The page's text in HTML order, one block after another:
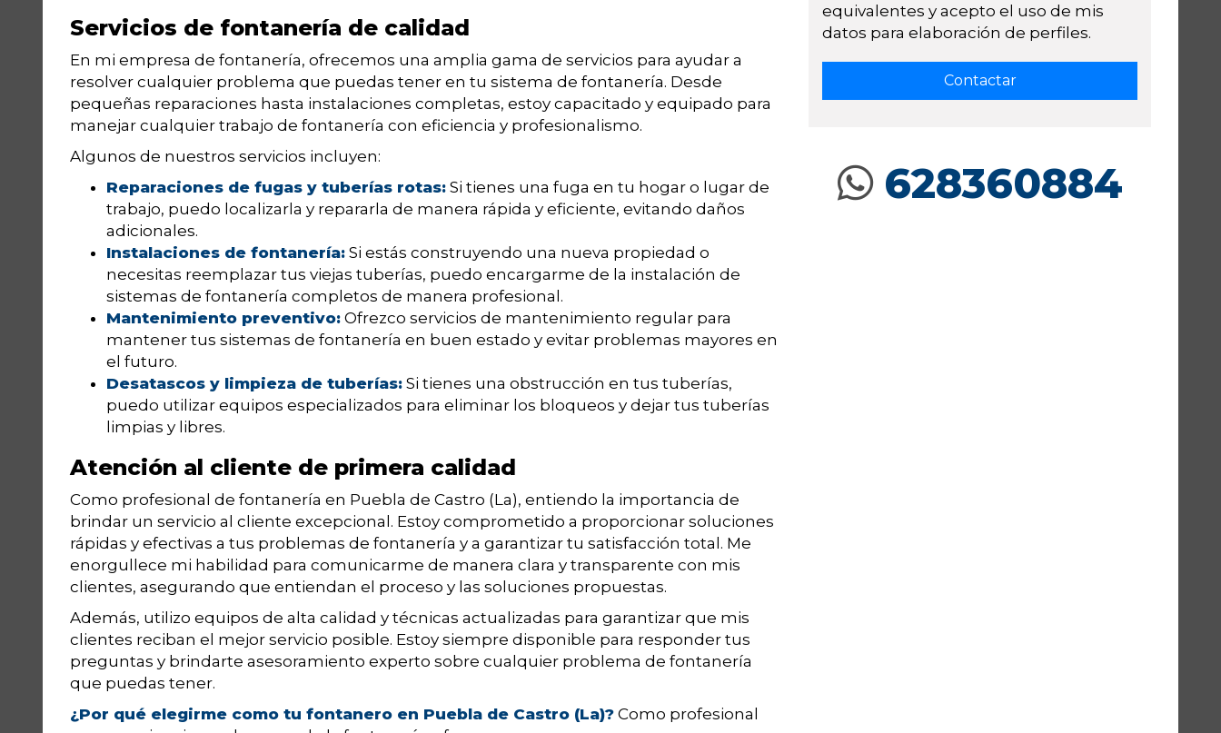
Servicios de fontanería de calidad
En mi empresa de fontanería, ofrecemos una amplia gama de servicios para ayudar a
resolver cualquier problema que puedas tener en tu sistema de fontanería. Desde
pequeñas reparaciones hasta instalaciones completas, estoy capacitado y equipado para
manejar cualquier trabajo de fontanería con eficiencia y profesionalismo.
Algunos de nuestros servicios incluyen:
Reparaciones de fugas y tuberías rotas: Si tienes una fuga en tu hogar o lugar de
trabajo, puedo localizarla y repararla de manera rápida y eficiente, evitando daños
adicionales.
Instalaciones de fontanería: Si estás construyendo una nueva propiedad o
necesitas reemplazar tus viejas tuberías, puedo encargarme de la instalación de
sistemas de fontanería completos de manera profesional.
Mantenimiento preventivo: Ofrezco servicios de mantenimiento regular para
mantener tus sistemas de fontanería en buen estado y evitar problemas mayores en
el futuro.
Desatascos y limpieza de tuberías: Si tienes una obstrucción en tus tuberías,
puedo utilizar equipos especializados para eliminar los bloqueos y dejar tus tuberías
limpias y libres.
Atención al cliente de primera calidad
Como profesional de fontanería en Puebla de Castro (La), entiendo la importancia de
brindar un servicio al cliente excepcional. Estoy comprometido a proporcionar soluciones
rápidas y efectivas a tus problemas de fontanería y a garantizar tu satisfacción total. Me
enorgullece mi habilidad para comunicarme de manera clara y transparente con mis
clientes, asegurando que entiendan el proceso y las soluciones propuestas.
Además, utilizo equipos de alta calidad y técnicas actualizadas para garantizar que mis
clientes reciban el mejor servicio posible. Estoy siempre disponible para responder tus
preguntas y brindarte asesoramiento experto sobre cualquier problema de fontanería
que puedas tener.
¿Por qué elegirme como tu fontanero en Puebla de Castro (La)? Como profesional
equivalentes y acepto el uso de mis
datos para elaboración de perfiles.
628360884